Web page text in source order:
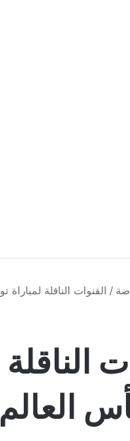
/ القنوات الناقلة لمباراة
2026